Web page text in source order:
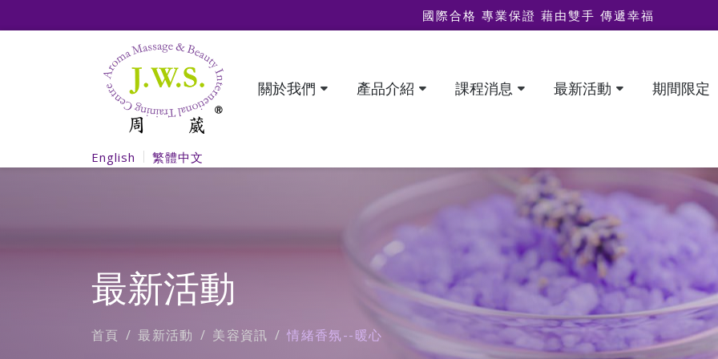
國際合格 專業保證 藉由雙手 傳遞幸福
關於我們 產品介紹 課程消息 最新活動 期間限定
English 繁體中文
最新活動
首頁 最新活動 美容資訊 情緒香氛--暖心